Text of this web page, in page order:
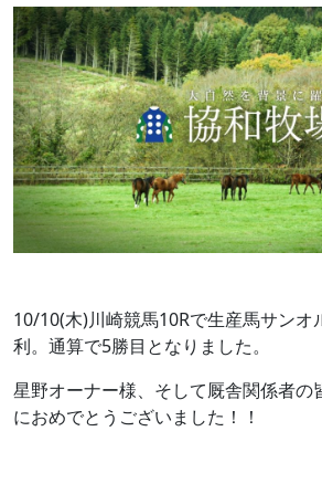
10/10(木)川崎競馬10Rで生産馬サンオ
利。通算で5勝目となりました。
星野オーナー様、そして厩舎関係者の
におめでとうございました！！